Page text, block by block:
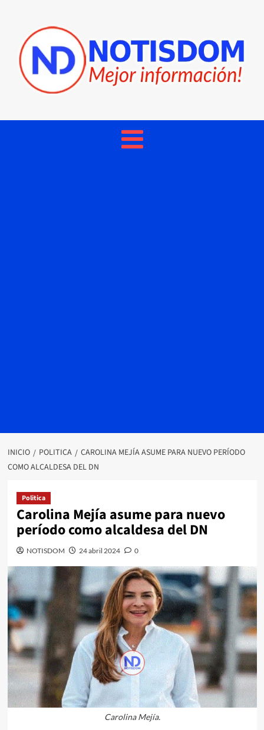
INICIO POLITICA
CAROLINA MEJÍA ASUME PARA NUEVO PERÍODO
COMO ALCALDESA DEL DN
Politica
Carolina Mejía asume para nuevo
período como alcaldesa del DN
NOTISDOM 24 abril 2024 0
Carolina Mejía.